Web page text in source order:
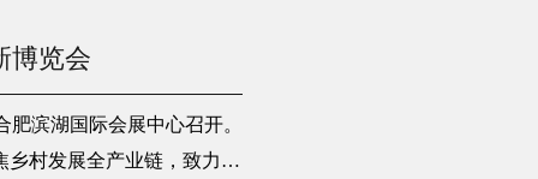
博览会
滨湖国际会展中心召开。
乡村发展全产业链，致力于